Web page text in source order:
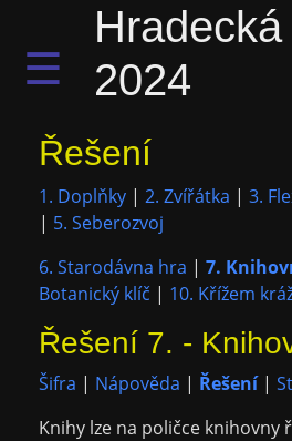
☰
2024
Řešení
1. Doplňky | 2. Zvířátka | 3.
| 5. Seberozvoj
6. Starodávna hra | 7.
Botanický klíč | 10. Křížem
Řešení 7. -
Šifra | Nápověda | Řešení|
Knihy lze na poličce knihovny